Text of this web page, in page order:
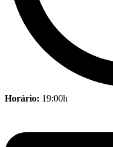
Horário: 19:00h